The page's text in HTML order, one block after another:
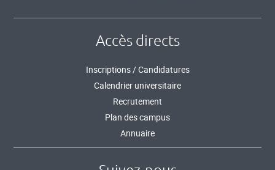
Accès directs
Inscriptions / Candidatures
Calendrier universitaire
Recrutement
Plan des campus
Annuaire